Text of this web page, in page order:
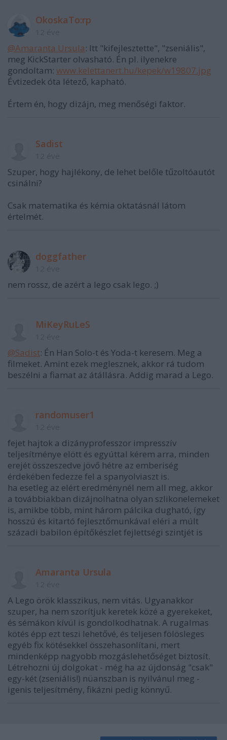
OkoskaTo:rp
@Amaranta Ursula: Itt "kifejlesztette", "zseniális",
meg KickStarter olvasható. Én pl. ilyenekre
gondoltam: www.kelettanert.hu/kepek/w19807.jpg
Évtizedek óta létező, kapható.
Értem én, hogy dizájn, meg menőségi faktor.
Sadist
Szuper, hogy hajlékony, de lehet belőle tűzoltóautót
csinálni?
Csak matematika és kémia oktatásnál látom
értelmét.
doggfather
nem rossz, de azért a lego csak lego. ;)
MiKeyRuLeS
@Sadist: Én Han Solo-t és Yoda-t keresem. Meg a
filmeket. Amint ezek meglesznek, akkor rá tudom
beszélni a fiamat az átállásra. Addig marad a Lego.
randomuser1
fejet hajtok a dizányprofesszor impresszív
teljesítménye elött és egyúttal kérem arra, minden
erejét összeszedve jövő hétre az emberiség
érdekében fedezze fel a spanyolviaszt is.
ha esetleg az elért eredménynél nem all meg, akkor
a továbbiakban dizájnolhatna olyan szlikonelemeket
is, amikbe több, mint három pálcika dugható, így
hosszú és kitartó fejlesztőmunkával eléri a múlt
századi babilon építőkészlet fejlettségi szintjét is
Amaranta Ursula
A Lego örök klasszikus, nem vitás. Ugyanakkor
szuper, ha nem szorítjuk keretek közé a gyerekeket,
és sémákon kívül is gondolkodhatnak. A rugalmas
kötés épp ezt teszi lehetővé, és teljesen fölösleges
egyéb fix kötésekkel összehasonlítani, mert
mindenképp nagyobb mozgáslehetőséget biztosít.
Létrehozni új dolgokat - még ha az újdonság "csak"
egy-két (zseniális!) nüanszban is nyilvánul meg -
igenis teljesítmény, fikázni pedig könnyű.